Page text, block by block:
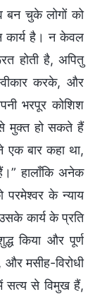
बन चुके लोगों को
कार्य है। न केवल
होती है, अपितु
करके, और
भरपूर कोशिश
मुक्त हो सकते हैं
एक बार कहा था,
हालाँकि अनेक
परमेश्वर के न्याय
कार्य के प्रति
किया और पूर्ण
मसीह-विरोधी
सत्य से विमुख हैं,